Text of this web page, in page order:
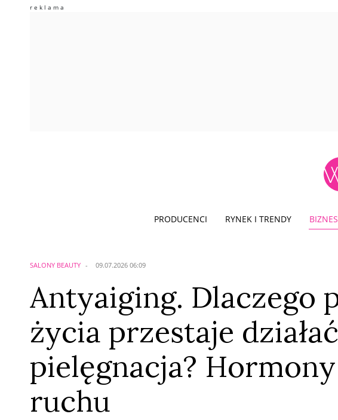
PRODUCENCI RYNEK I TRENDY BIZNES
SALONY BEAUTY 09.07.2026 06:09
Antyaiging. Dlaczego
życia przestaje
pielęgnacja?
ruchu